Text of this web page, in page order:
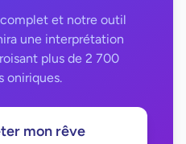
et notre outil
une interprétation
plus de 2 700
oniriques.
mon rêve